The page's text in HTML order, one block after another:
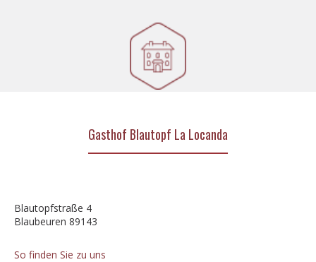
Gasthof Blautopf La Locanda
Blautopfstraße 4
Blaubeuren 89143
So finden Sie zu uns